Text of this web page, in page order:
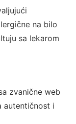
na bilo
sa lekarom
zvanične web
autentičnost i